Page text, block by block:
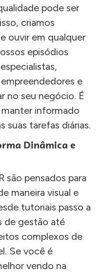
pode ser
criamos
ouvir em qualquer
episódios
e
no seu negócio. É
informado
suas tarefas diárias.
Dinâmica e
são pensados para
maneira visual e
tutoriais passo a
de gestão até
complexos de
Se você é
vendo na